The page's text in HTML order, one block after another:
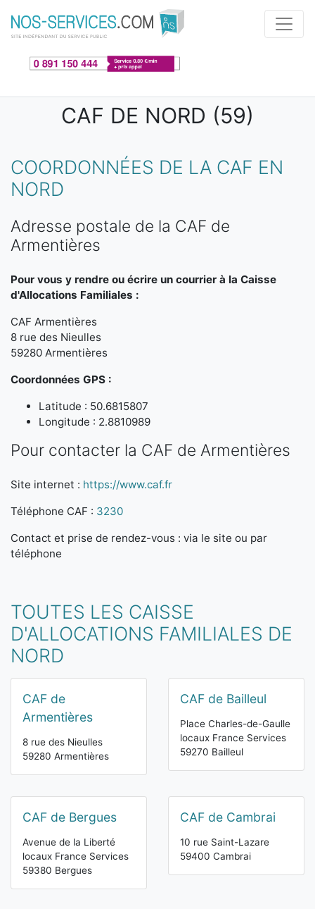
Aller au contenu principal
CAF DE NORD (59)
COORDONNÉES DE LA CAF EN
NORD
Adresse postale de la CAF de
Armentières
Pour vous y rendre ou écrire un courrier à la Caisse
d'Allocations Familiales :
CAF Armentières
8 rue des Nieulles
59280 Armentières
Coordonnées GPS :
Latitude : 50.6815807
Longitude : 2.8810989
Pour contacter la CAF de Armentières
Site internet : https://www.caf.fr
Téléphone CAF : 3230
Contact et prise de rendez-vous : via le site ou par
téléphone
TOUTES LES CAISSE
D'ALLOCATIONS FAMILIALES DE
NORD
CAF de
Armentières
8 rue des Nieulles
59280 Armentières
CAF de Bailleul
Place Charles-de-Gaulle
locaux France Services
59270 Bailleul
CAF de Bergues
Avenue de la Liberté
locaux France Services
59380 Bergues
CAF de Cambrai
10 rue Saint-Lazare
59400 Cambrai